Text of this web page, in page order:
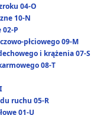
04-O
10-N
P
płciowego 09-M
i krążenia 07-S
08-T
ruchu 05-R
01-U